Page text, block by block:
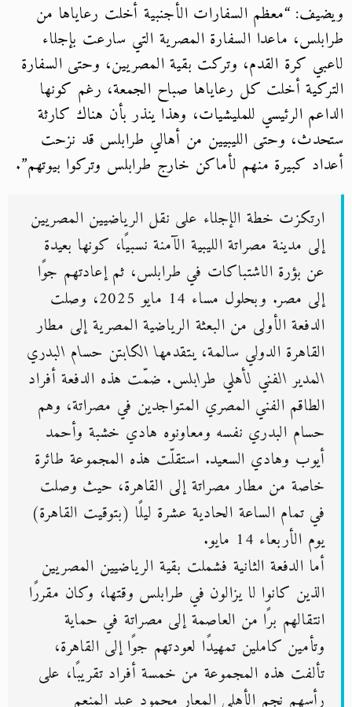
“معظم السفارات الأجنبية أخلت رعاياها من
ماعدا السفارة المصرية التي سارعت بإجلاء
كرة القدم، وتركت بقية المصريين، وحتى السفارة
أخلت كل رعاياها صباح الجمعة، رغم كونها
الرئيسي للمليشيات، وهذا ينذر بأن هناك كارثة
وحتى الليبيين من أهالي طرابلس قد نزحت
كبيرة منهم لأماكن خارج طرابلس وتركوا بيوتهم”.
ارتكزت خطة الإجلاء على نقل الرياضيين المصريين
إلى مدينة مصراتة الليبية الآمنة نسبيًا، كونها بعيدة
عن بؤرة الاشتباكات في طرابلس، ثم إعادتهم جوًا
إلى مصر. وبحلول مساء 14 مايو 2025، وصلت
الدفعة الأولى من البعثة الرياضية المصرية إلى مطار
القاهرة الدولي سالمة،يتقدمها الكابتن حسام البدري
المدير الفني لأهلي طرابلس. ضمّت هذه الدفعة أفراد
الطاقم الفني المصري المتواجدين في مصراتة، وهم
حسام البدري نفسه ومعاونوه هادي خشبة وأحمد
أيوب وهادي السعيد. استقلّت هذه المجموعة طائرة
خاصة من مطار مصراتة إلى القاهرة، حيث وصلت
في تمام الساعة الحادية عشرة ليلًا (بتوقيت القاهرة)
يوم الأربعاء 14 مايو.
أما الدفعة الثانية فشملت بقية الرياضيين المصريين
الذين كانوا لا يزالون في طرابلس وقتها، وكان مقررًا
انتقالهم برًا من العاصمة إلى مصراتة في حماية
وتأمين كاملين تمهيدًا لعودتهم جوًا إلى القاهرة،
تألفت هذه المجموعة من خمسة أفراد تقريبًا، على
رأسهم نجم الأهلي المعار محمود عبد المنعم